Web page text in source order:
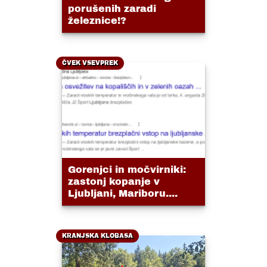
porušenih zaradi
železnice!?
ČVEK VSEVPREK
Gorenjci in močvirniki:
zastonj kopanje v
Ljubljani, Mariboru....
KRANJSKA KLOBASA